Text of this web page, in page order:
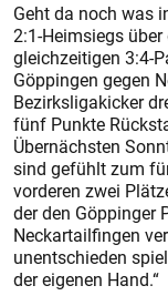
Geht da noch was
2:1-Heimsiegs
gleichzeitigen 3:4-
Göppingen gegen
Bezirksligakicker
fünf Punkte
Übernächsten
sind gefühlt zum
vorderen zwei
der den Göppinger
Neckartailfingen
unentschieden
der eigenen Hand.“